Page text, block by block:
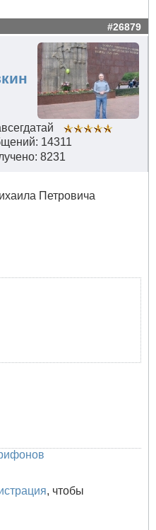
#26879
14311
8231
Петровича
, чтобы